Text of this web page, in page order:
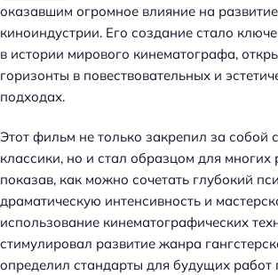
оказавшим огромное влияние на развитие
киноиндустрии. Его создание стало
в истории мирового кинематографа,
горизонты в повествовательных и
подходах.
Этот фильм не только закрепил за собой
классики, но и стал образцом для многих
показав, как можно сочетать глубокий
драматическую интенсивность и
использование кинематографических
стимулировал развитие жанра
определил стандарты для будущих работ